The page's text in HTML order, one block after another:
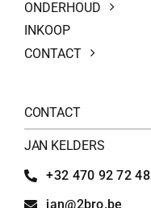
ONDERHOUD
INKOOP
CONTACT
CONTACT
JAN KELDERS
+32 470 92 72 48
jan@2bro.be